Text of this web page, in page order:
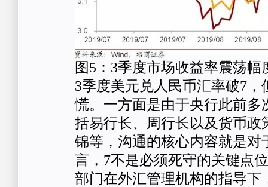
图5：3季度市场收益率震荡幅
3季度美元兑人民币汇率破7，
慌。一方面是由于央行此前多
括易行长、周行长以及货币政
锦等，沟通的核心内容就是对
言，7不是必须死守的关键点
部门在外汇管理机构的指导下